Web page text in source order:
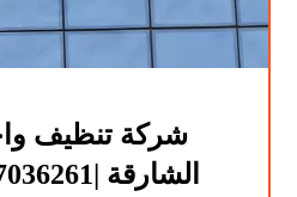
شركة تنظيف